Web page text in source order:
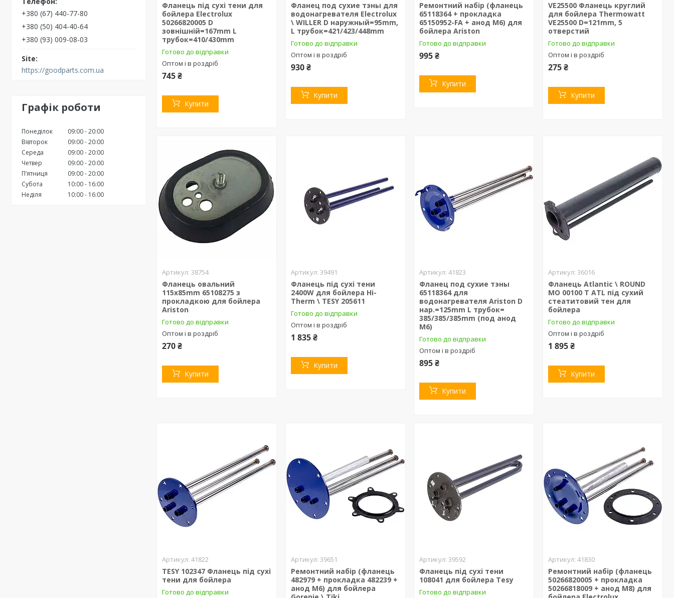
+380 (67) 440-77-80
+380 (50) 404-40-64
+380 (93) 009-08-03
https://goodparts.com.ua
Графік роботи
Понеділок 09:00 20:00
Вівторок
09:00 20:00
Середа
09:00 20:00
Четвер
09:00 20:00
Пʼятниця
09:00 20:00
Субота
10:00
16:00
Неділя
10:00 16:00
Фланець під сухі тени для
бойлера Electrolux
50266820005 D
зовнішній=167mm L
трубок=410/430mm
Готово до відправки
Оптом і в роздріб
745 ₴
Купити
Фланец под сухие тэны для
водонагревателя Electrolux
\ WILLER D наружный=95mm,
L трубок=421/423/448mm
Готово до відправки
Оптом і в роздріб
930 ₴
Купити
Ремонтний набір (фланець
65118364 + прокладка
65150952-FA + анод М6) для
бойлера Ariston
Готово до відправки
995 ₴
Купити
VE25500 Фланець круглий
для бойлера Thermowatt
VE25500 D=121mm, 5
отверстий
Готово до відправки
Оптом і в роздріб
275 ₴
Купити
38754
Фланець овальний
115x85mm 65108275 з
прокладкою для бойлера
Ariston
Готово до відправки
Оптом і в роздріб
270 ₴
Купити
39491
Фланець під сухі тени
2400W для бойлера Hi-
Therm \ TESY 205611
Готово до відправки
Оптом і в роздріб
1 835 ₴
Купити
41823
Фланец под сухие тэны
65118364 для
водонагревателя Ariston D
нар.=125mm L трубок=
385/385/385mm (под анод
M6)
Готово до відправки
Оптом і в роздріб
895 ₴
Купити
36016
Фланець Atlantic \ ROUND
MO 00100 T ATL під сухий
стеатитовий тен для
бойлера
Готово до відправки
Оптом і в роздріб
1 895 ₴
Купити
41822
TESY 102347 Фланець під сухі
тени для бойлера
Готово до відправки
39651
Ремонтний набір (фланець
482979 + прокладка 482239 +
анод M6) для бойлера
39592
Фланець під сухі тени
108041 для бойлера Tesy
Готово до відправки
41830
Ремонтний набір (фланець
50266820005 + прокладка
50266818009 + анод M8) для